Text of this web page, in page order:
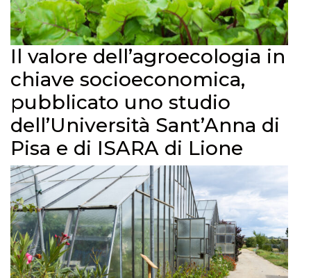
Il valore dell’agroecologia in
chiave socioeconomica,
pubblicato uno studio
dell’Università Sant’Anna di
Pisa e di ISARA di Lione